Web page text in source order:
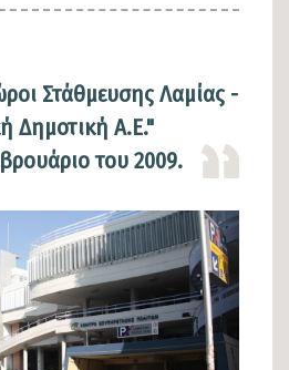
Στάθμευσης Λαμίας -
Δημοτική Α.Ε."
του 2009.